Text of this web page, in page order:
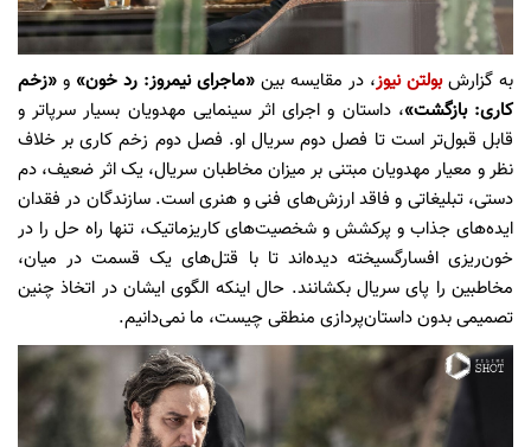
به گزارشبولتن نیوز، در مقایسه بین «ماجرای نیمروز: رد خون» و «زخم
کاری: بازگشت»، داستان و اجرای اثر سینمایی مهدویان بسیار سرپاتر و
قابل قبول‌تر است تا فصل دوم سریال او. فصل دوم زخم کاری بر خلاف
نظر و معیار مهدویان مبتنی بر میزان مخاطبان سریال، یک اثر ضعیف، دم
دستی، تبلیغاتی و فاقد ارزش‌های فنی و هنری است. سازندگان در فقدان
ایده‌های جذاب و پرکشش و شخصیت‌های کاریزماتیک، تنها راه حل را در
خون‌ریزی افسارگسیخته دیده‌اند تا با قتل‌های یک قسمت در میان،
مخاطبین را پای سریال بکشانند. حال اینکه الگوی ایشان در اتخاذ چنین
تصمیمی بدون داستان‌پردازی منطقی چیست، ما نمی‌دانیم.